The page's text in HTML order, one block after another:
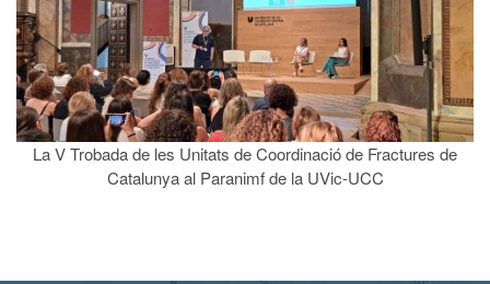
La V Trobada de les Unitats de Coordinació de Fractures de
Catalunya al Paranimf de la UVic-UCC